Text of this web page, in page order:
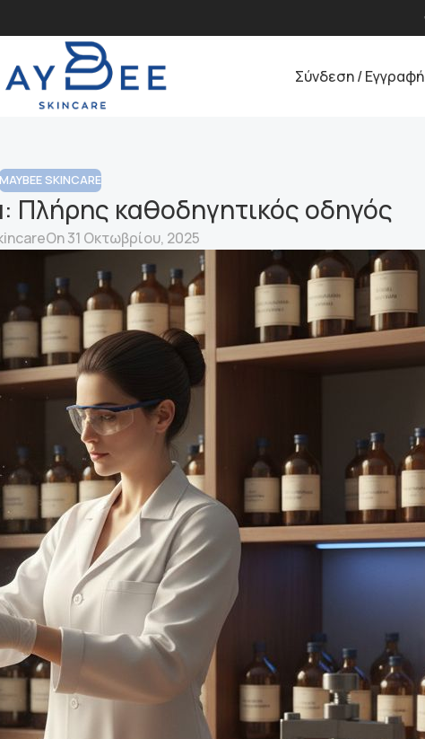
Σύνδεση / Εγγραφή
MAYBEE SKINCARE
Πλήρης καθοδηγητικός οδηγός
On 31 Οκτωβρίου, 2025